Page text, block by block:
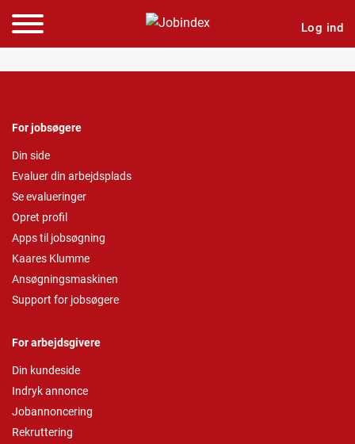
Log ind
For jobsøgere
Din side
Evaluer din arbejdsplads
Se evalueringer
Opret profil
Apps til jobsøgning
Kaares Klumme
Ansøgningsmaskinen
Support for jobsøgere
For arbejdsgivere
Din kundeside
Indryk annonce
Jobannoncering
Rekruttering